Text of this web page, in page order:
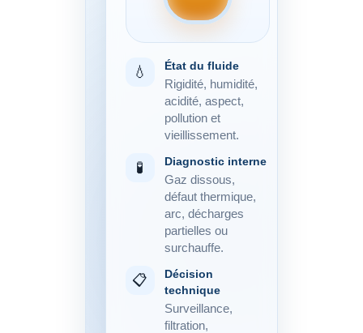
💧 État du fluide
Rigidité, humidité,
acidité, aspect,
pollution et
vieillissement.
🧪 Diagnostic interne
Gaz dissous,
défaut thermique,
arc, décharges
partielles ou
surchauffe.
📋
Décision
technique
Surveillance,
filtration,